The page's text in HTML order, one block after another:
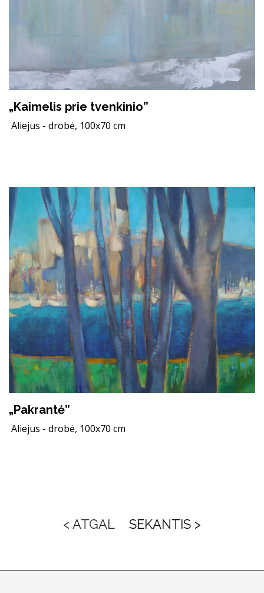
„Kaimelis prie tvenkinio”
Aliejus - drobė, 100x70 cm
„Pakrantė”
Aliejus - drobė, 100x70 cm
< ATGAL SEKANTIS >